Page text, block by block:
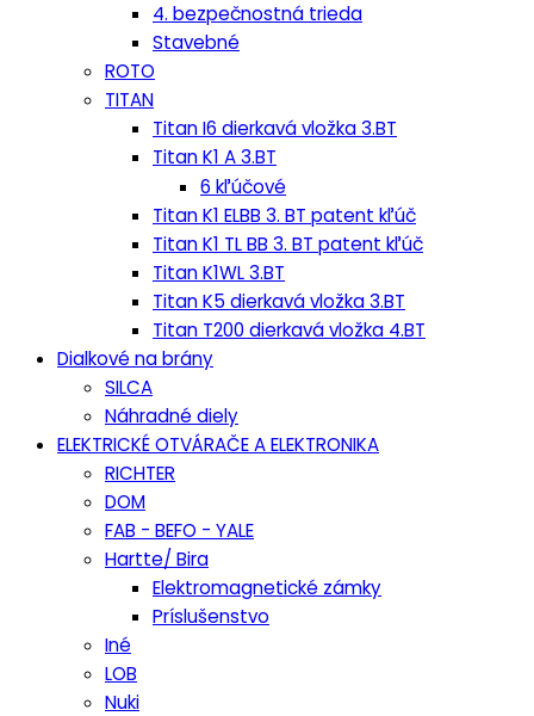
4. bezpečnostná trieda
Stavebné
ROTO
TITAN
Titan I6 dierkavá vložka 3.BT
Titan K1 A 3.BT
6 kľúčové
Titan K1 ELBB 3. BT patent kľúč
Titan K1 TL BB 3. BT patent kľúč
Titan K1WL 3.BT
Titan K5 dierkavá vložka 3.BT
Titan T200 dierkavá vložka 4.BT
Dialkové na brány
SILCA
Náhradné diely
ELEKTRICKÉ OTVÁRAČE A ELEKTRONIKA
RICHTER
DOM
FAB - BEFO - YALE
Hartte/ Bira
Elektromagnetické zámky
Príslušenstvo
Iné
LOB
Nuki